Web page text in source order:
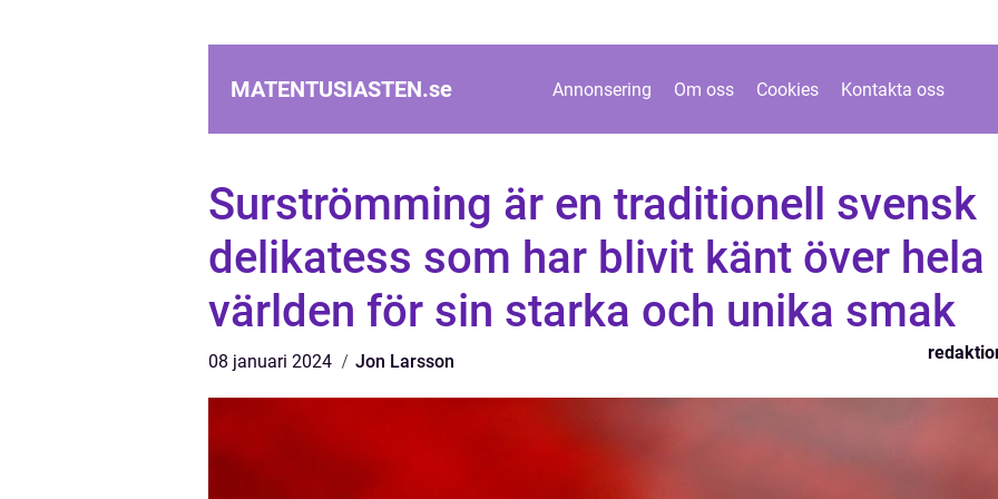
MATENTUSIASTEN.se Annonsering Om oss Cookies Kontakta oss
Surströmming är en traditionell svensk
delikatess som har blivit känt över hela
världen för sin starka och unika smak
08 januari 2024 Jon Larsson